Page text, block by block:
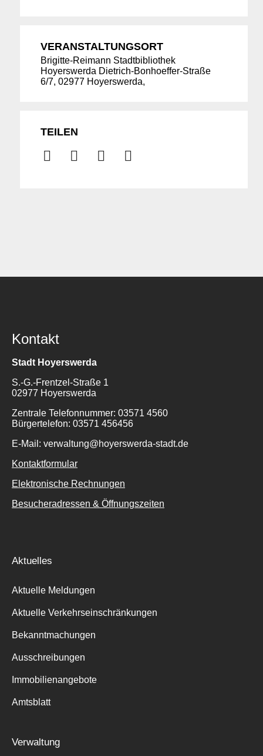
VERANSTALTUNGSORT
Brigitte-Reimann Stadtbibliothek
Hoyerswerda Dietrich-Bonhoeffer-Straße
6/7, 02977 Hoyerswerda,
TEILEN
Kontakt
Stadt Hoyerswerda
S.-G.-Frentzel-Straße 1
02977 Hoyerswerda
Zentrale Telefonnummer: 03571 4560
Bürgertelefon: 03571 456456
E-Mail: verwaltung@hoyerswerda-stadt.de
Kontaktformular
Elektronische Rechnungen
Besucheradressen & Öffnungszeiten
Aktuelles
Aktuelle Meldungen
Aktuelle Verkehrseinschränkungen
Bekanntmachungen
Ausschreibungen
Immobilienangebote
Amtsblatt
Verwaltung